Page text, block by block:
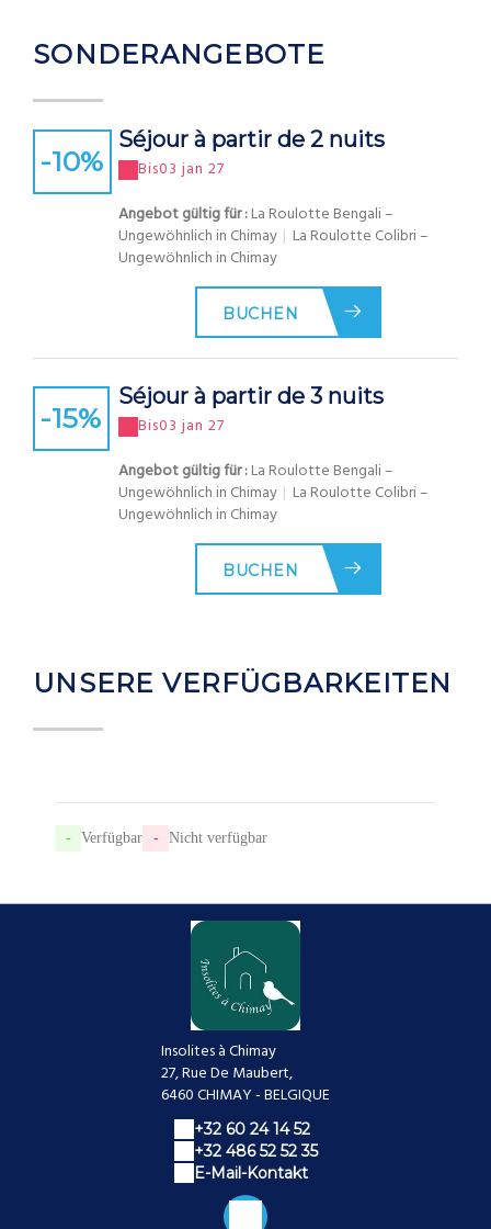
SONDERANGEBOTE
-10%
Séjour à partir de 2 nuits
Bis03 jan 27
Angebot gültig für :La Roulotte Bengali –
Ungewöhnlich in Chimay | La Roulotte Colibri –
Ungewöhnlich in Chimay
BUCHEN
-15%
Séjour à partir de 3 nuits
Bis03 jan 27
Angebot gültig für :La Roulotte Bengali –
Ungewöhnlich in Chimay | La Roulotte Colibri –
Ungewöhnlich in Chimay
BUCHEN
UNSERE VERFÜGBARKEITEN
- Verfügbar - Nicht verfügbar
Insolites à Chimay
27, Rue De Maubert,
6460 CHIMAY - BELGIQUE
+32 60 24 14 52
+32 486 52 52 35
E-Mail-Kontakt